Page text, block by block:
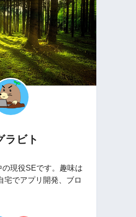
ラビト
現役SEです。趣味は
宅でアプリ開発、ブロ